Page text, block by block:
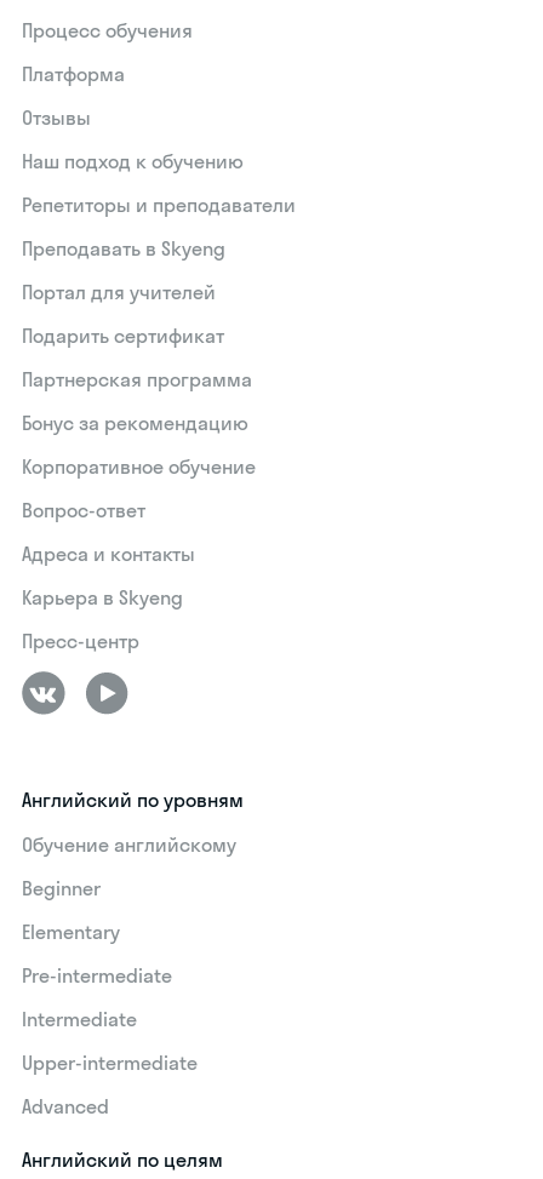
Процесс обучения
Платформа
Отзывы
Наш подход к обучению
Репетиторы и преподаватели
Преподавать в Skyeng
Портал для учителей
Подарить сертификат
Партнерская программа
Бонус за рекомендацию
Корпоративное обучение
Вопрос-ответ
Адреса и контакты
Карьера в Skyeng
Пресс-центр
Английский по уровням
Обучение английскому
Beginner
Elementary
Pre-intermediate
Intermediate
Upper-intermediate
Advanced
Английский по целям